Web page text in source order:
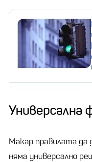
Универсална
Макар правилата да
няма универсално